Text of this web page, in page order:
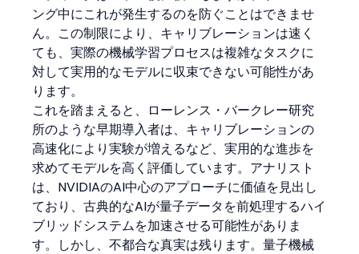
ング中にこれが発生するのを防ぐことはできませ
ん。この制限により、キャリブレーションは速く
ても、実際の機械学習プロセスは複雑なタスクに
対して実用的なモデルに収束できない可能性があ
ります。
これを踏まえると、ローレンス・バークレー研究
所のような早期導入者は、キャリブレーションの
高速化により実験が増えるなど、実用的な進歩を
求めてモデルを高く評価しています。アナリスト
は、NVIDIAのAI中心のアプローチに価値を見出し
ており、古典的なAIが量子データを前処理するハイ
ブリッドシステムを加速させる可能性がありま
す。しかし、不都合な真実は残ります。量子機械